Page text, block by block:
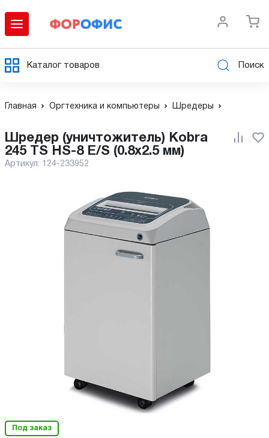
Каталог товаров Поиск
Главная Оргтехника и компьютеры Шредеры
Шредер (уничтожитель) Kobra
245 TS HS-8 E/S (0.8x2.5 мм)
Артикул: 124-233952
Под заказ